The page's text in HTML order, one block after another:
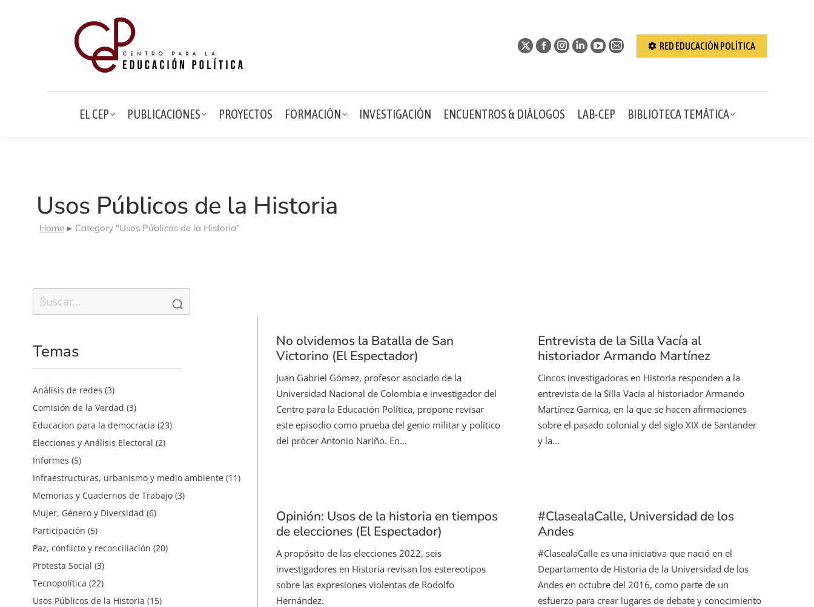
RED EDUCACIÓN POLÍTICA
EL CEP PUBLICACIONES PROYECTOS FORMACIÓN INVESTIGACIÓN ENCUENTROS & DIÁLOGOS LAB-CEP BIBLIOTECA TEMÁTICA
Usos Públicos de la Historia
You are here:
Home Category "Usos Públicos de la Historia"
Temas
Análisis de redes (3)
Comisión de la Verdad (3)
Educacion para la democracia (23)
Elecciones y Análisis Electoral (2)
Informes (5)
Infraestructuras, urbanismo y medio ambiente(11)
Memorias y Cuadernos de Trabajo(3)
Mujer, Género y Diversidad (6)
Participación (5)
Paz, conflicto y reconciliación (20)
Protesta Social (3)
Tecnopolítica (22)
Usos Públicos de la Historia (15)
No olvidemos la Batalla de San
Victorino (El Espectador)
Juan Gabriel Gómez, profesor asociado de la
Universidad Nacional de Colombia e investigador del
Centro para la Educación Política, propone revisar
este episodio como prueba del genio militar y político
del prócer Antonio Nariño. En…
Entrevista de la Silla Vacía al
historiador Armando Martínez
Cincos investigadoras en Historia responden a la
entrevista de la Silla Vacía al historiador Armando
Martínez Garnica, en la que se hacen afirmaciones
sobre el pasado colonial y del siglo XIX de Santander
y la…
Opinión: Usos de la historia en tiempos
de elecciones (El Espectador)
A propósito de las elecciones 2022, seis
investigadores en Historia revisan los estereotipos
sobre las expresiones violentas de Rodolfo
Hernández.
#ClasealaCalle, Universidad de los
Andes
#ClasealaCalle es una iniciativa que nació en el
Departamento de Historia de la Universidad de los
Andes en octubre del 2016, como parte de un
esfuerzo para crear lugares de debate y conocimiento
EL CEP ENCUENTROS & DIÁLOGOS LAB-CEP BIBLIOTECA TEMÁTICA